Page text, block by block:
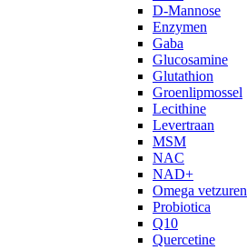
D-Mannose
Enzymen
Gaba
Glucosamine
Glutathion
Groenlipmossel
Lecithine
Levertraan
MSM
NAC
NAD+
Omega vetzuren
Probiotica
Q10
Quercetine